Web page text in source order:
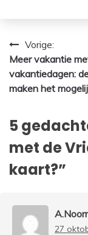
Bericht
navigatie
Vorige:
Meer vakantie
vakantiedagen:
maken het
5
met de
kaart?”
27